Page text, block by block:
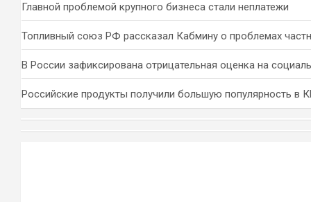
Главной проблемой крупного бизнеса стали неплатежи
Топливный союз РФ рассказал Кабмину о проблемах
В России зафиксирована отрицательная оценка на
Российские продукты получили большую популярность в